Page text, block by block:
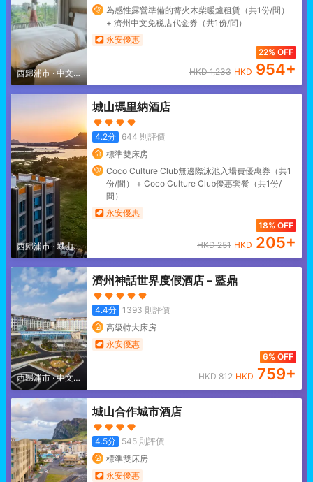
西歸浦市·中文觀
光區
為感性露營準備的篝火木柴暖爐租賃（共1份/間）
+ 濟州中文免税店代金券（共1份/間）
永安優惠
22% OFF
HKD1,233 HKD 954+
西歸浦市· 城山日
出峯/表善面
城山瑪里納酒店
4.2分 644 則評價
標準雙床房
Coco Culture Club無邊際泳池入場費優惠券（共1
份/間） + Coco Culture Club優惠套餐（共1份/
間）
永安優惠
18% OFF
HKD251 HKD 205+
西歸浦市·中文觀
光區
濟州神話世界度假酒店 – 藍鼎
4.4分 1393 則評價
高級特大床房
永安優惠
6% OFF
HKD812 HKD 759+
城山合作城市酒店
4.5分 545則評價
標準雙床房
永安優惠